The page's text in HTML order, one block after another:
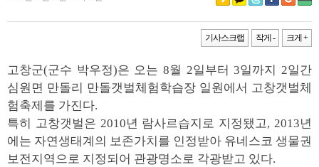
기사스크랩 작게 - 크게 +
고창군(군수 박우정)은 오는 8월 2일부터 3일까지 2일간
심원면 만돌리 만돌갯벌체험학습장 일원에서 고창갯벌체
험축제를 가진다.
특히 고창갯벌은 2010년 람사르습지로 지정됐고, 2013년
에는 자연생태계의 보존가치를 인정받아 유네스코 생물권
보전지역으로 지정되어 관광명소로 각광받고 있다.